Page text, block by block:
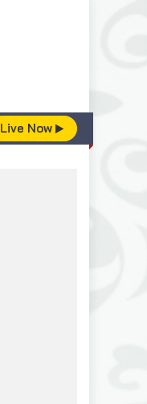
Live Now